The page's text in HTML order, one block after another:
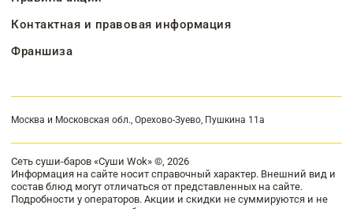
Контактная и правовая информация
Франшиза
Москва и Московская обл., Орехово-Зуево, Пушкина 11а
Сеть суши-баров «Суши Wok» ©, 2026
Информация на сайте носит справочный характер. Внешний вид и
состав блюд могут отличаться от представленных на сайте.
Подробности у операторов. Акции и скидки не суммируются и не